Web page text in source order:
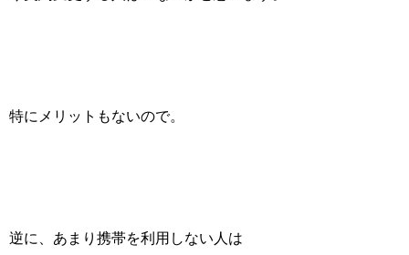
特にメリットもないので。
逆に、あまり携帯を利用しない人は